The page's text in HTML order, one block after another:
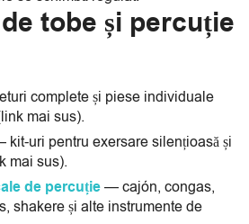
tobe și percuție
complete și piese individuale
mai sus).
kit-uri pentru exersare silențioasă și
mai sus).
de percuție— cajón, congas,
shakere și alte instrumente de